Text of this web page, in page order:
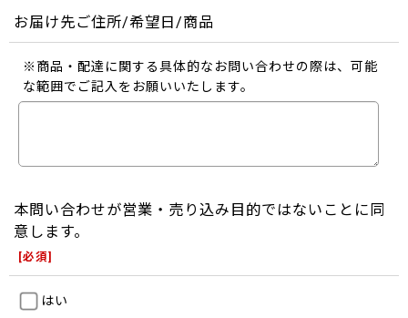
お届け先ご住所/希望日/商品
※商品・配達に関する具体的なお問い合わせの際は、可能
な範囲でご記入をお願いいたします。
本問い合わせが営業・売り込み目的ではないことに同
意します。
[必須]
はい